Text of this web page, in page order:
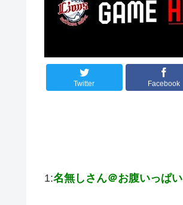
Twitter Facebook
1:名無しさん＠お腹いっぱい